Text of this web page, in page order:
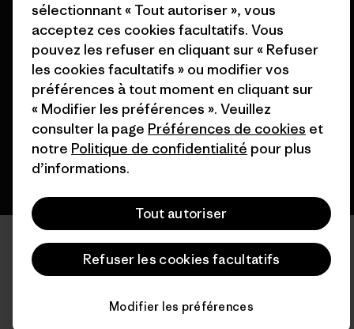
© 2026 Patagonia, Inc. All Rights Reserved.
français
sélectionnant « Tout autoriser », vous
acceptez ces cookies facultatifs. Vous
pouvez les refuser en cliquant sur « Refuser
les cookies facultatifs » ou modifier vos
préférences à tout moment en cliquant sur
« Modifier les préférences ». Veuillez
consulter la page Préférences de cookies et
notre Politique de confidentialité pour plus
d’informations.
Tout autoriser
Refuser les cookies facultatifs
Modifier les préférences